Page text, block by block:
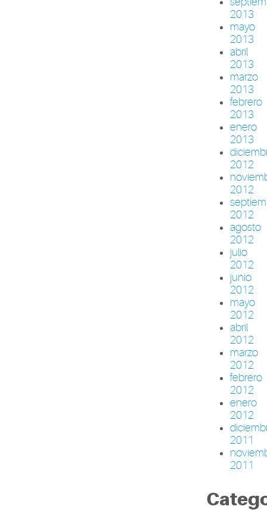
2013
mayo
2013
abril
2013
marzo
2013
febrero
2013
enero
2013
2012
2012
2012
agosto
2012
julio
2012
junio
2012
mayo
2012
abril
2012
marzo
2012
febrero
2012
enero
2012
2011
2011